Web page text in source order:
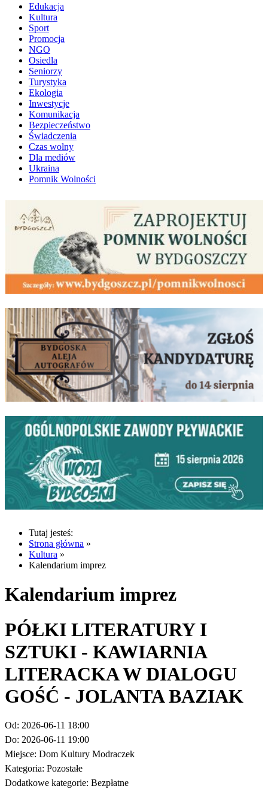
Edukacja
Kultura
Sport
Promocja
NGO
Osiedla
Seniorzy
Turystyka
Ekologia
Inwestycje
Komunikacja
Bezpieczeństwo
Świadczenia
Czas wolny
Dla mediów
Ukraina
Pomnik Wolności
Tutaj jesteś:
Strona główna »
Kultura »
Kalendarium imprez
Kalendarium imprez
PÓŁKI LITERATURY I
SZTUKI - KAWIARNIA
LITERACKA W DIALOGU
GOŚĆ - JOLANTA BAZIAK
Od: 2026-06-11 18:00
Do: 2026-06-11 19:00
Miejsce: Dom Kultury Modraczek
Kategoria: Pozostałe
Dodatkowe kategorie: Bezpłatne